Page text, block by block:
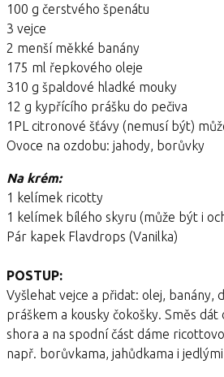
100 g čerstvého špenátu
3 vejce
2 menší měkké banány
175 ml řepkového oleje
310 g špaldové hladké mouky
12 g kypřícího prášku do pečiva
1PL citronové šťávy (nemusí být)
Ovoce na ozdobu: jahody, borůvky
Na krém:
1 kelímek ricotty
1 kelímek bílého skyru (může být i
Pár kapek Flavdrops (Vanilka)
POSTUP:
Vyšlehat vejce a přidat: olej, banány,
práškem a kousky čokošky. Směs
shora a na spodní část dáme
např. borůvkama, jahůdkama i